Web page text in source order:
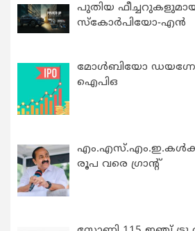
പുതിയ ഫീച്ചറുകളുമായി
സ്കോർപിയോ-എൻ
മോൾബിയോ
ഐപിഒ
എം.എസ്.എം.ഇ.കൾക്ക്
രൂപ വരെ ഗ്രാന്റ്